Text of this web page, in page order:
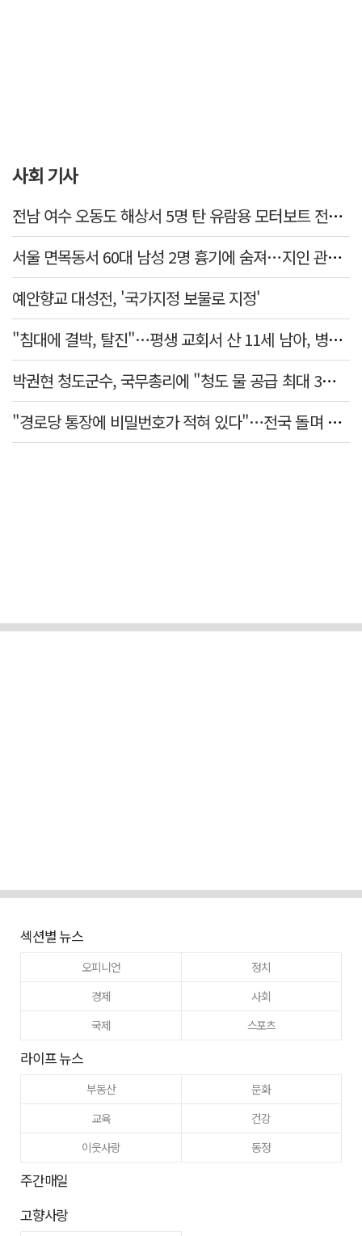
사회 기사
전남 여수 오동도 해상서 5명 탄 유람용 모터보트 전복…2명 숨져
서울 면목동서 60대 남성 2명 흉기에 숨져…지인 관계로 추정
예안향교 대성전, '국가지정 보물로 지정'
"침대에 결박, 탈진"…평생 교회서 산 11세 남아, 병원 이송 끝 숨져
박권현 청도군수, 국무총리에 "청도 물 공급 최대 3만t 늘려달라"
"경로당 통장에 비밀번호가 적혀 있다"…전국 돌며 경로당 13곳 턴 30대 구속
섹션별 뉴스
오피니언
정치
경제
사회
국제
스포츠
라이프 뉴스
부동산
문화
교육
건강
이웃사랑
동정
주간매일
고향사랑